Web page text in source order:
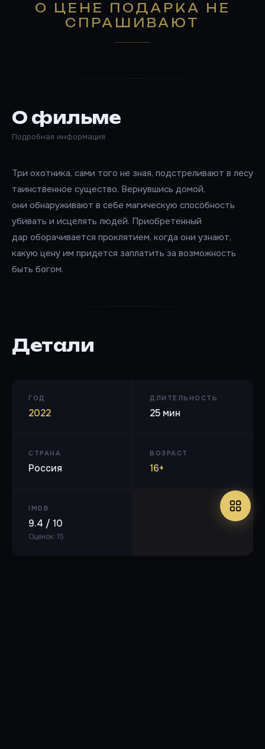
О ЦЕНЕ ПОДАРКА НЕ
СПРАШИВАЮТ
О фильме
Подробная информация
Три охотника, сами того не зная, подстреливают в лесу
таинственное существо. Вернувшись домой,
они обнаруживают в себе магическую способность
убивать и исцелять людей. Приобретенный
дар оборачивается проклятием, когда они узнают,
какую цену им придется заплатить за возможность
быть богом.
Детали
ГОД
2022
ДЛИТЕЛЬНОСТЬ
25 мин
СТРАНА
Россия
ВОЗРАСТ
16+
IMDB
9.4 / 10
Оценок: 15